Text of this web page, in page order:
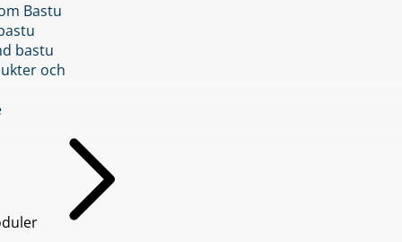
Bastu
bastu
och